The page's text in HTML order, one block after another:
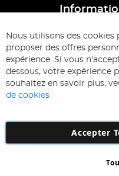
ABONNEZ-
Inscription
à
d’information
:
Nous utilisons des cookies
proposer des offres
expérience. Si vous
dessous, votre expérience
souhaitez en savoir plus,
de cookies
Accepter